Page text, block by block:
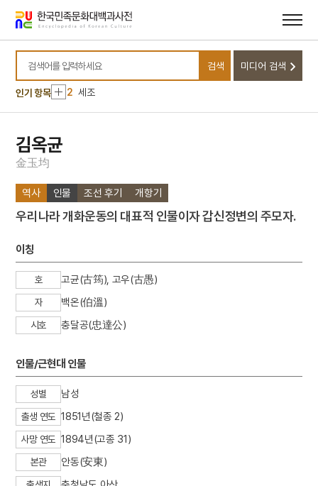
바로가기
바로가기
검색어를 입력하세요
검색 미디어 검색
인기 항목
10 농경문 청동기
1 금성대군
2 세조
3 동시
7
초등소학
8 경직도
10 농경문 청동기
1 금성대군
2 세조
3 동시
5 조유례
6
7 초등소학
8
경직도
남한산성
김옥균
金玉均
역사 인물 조선 후기 개항기
우리나라 개화운동의 대표적 인물이자 갑신정변의 주모자.
이칭
호 고균(古筠), 고우(古愚)
자 백온(伯溫)
시호 충달공(忠達公)
인물/근현대 인물
성별 남성
출생 연도 1851년(철종 2)
사망 연도 1894년(고종 31)
본관 안동(安東)